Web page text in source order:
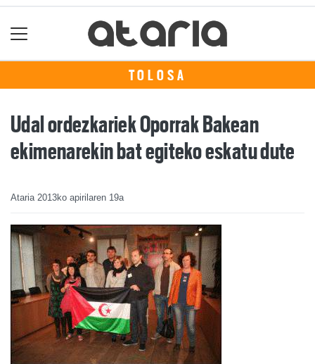
TOLOSA
Udal ordezkariek Oporrak Bakean
ekimenarekin bat egiteko eskatu dute
Ataria 2013ko apirilaren 19a